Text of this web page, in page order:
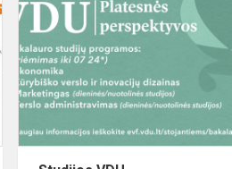
studijų
užsienyje
paroda
„Išsilavinimas